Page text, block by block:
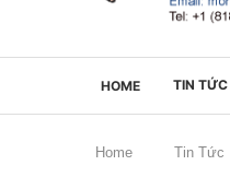
HOME TIN TỨC
Home Tin Tức